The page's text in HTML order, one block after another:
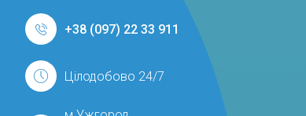
+38 (097) 22 33 911
Цілодобово 24/7